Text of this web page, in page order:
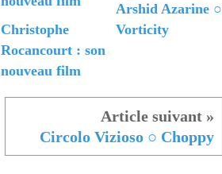
Christophe
Rocancourt : son
nouveau film
Arshid Azarine ○
Vorticity
Circolo Vizioso ○ Choppy